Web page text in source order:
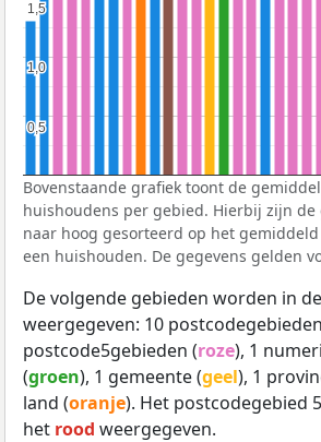
0,5
0,5
1,0
1,0
1,5
1,5
Bovenstaande grafiek toont de
huishoudens per gebied. Hierbij zijn de
naar hoog gesorteerd op het
een huishouden. De gegevens gelden
De volgende gebieden worden in
weergegeven: 10
postcode5gebieden (roze), 1
(groen), 1 gemeente (geel), 1
land (oranje). Het postcodegebied
het rood weergegeven.